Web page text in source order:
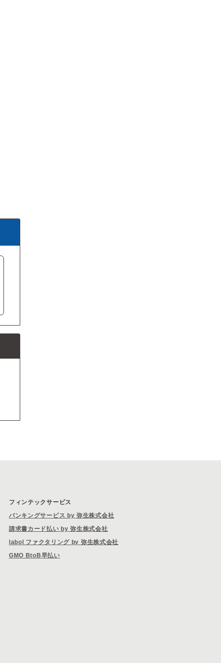
フィンテックサービス
バンキングサービス by 弥生株式会社
請求書カード払い by 弥生株式会社
labol ファクタリング by 弥生株式会社
GMO BtoB早払い